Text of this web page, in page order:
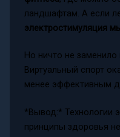
ландшафтам. А если
электростимуляция
Но ничто не заменило
Виртуальный спорт
менее эффективным
*Вывод:* Технологии
принципы здоровья